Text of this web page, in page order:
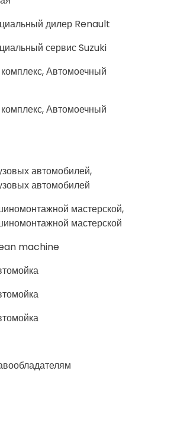
дилер Renault
сервис Suzuki
Автомоечный
Автомоечный
автомобилей,
автомобилей
мастерской,
мастерской
machine